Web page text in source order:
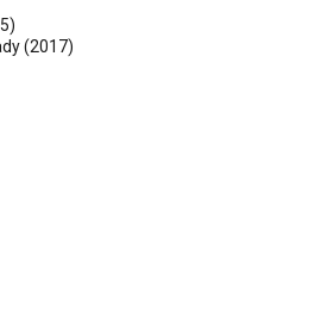
(2017)